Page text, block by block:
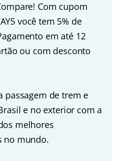
Com cupom
você tem 5% de
em até 12
ou com desconto
passagem de trem e
e no exterior com a
melhores
no mundo.